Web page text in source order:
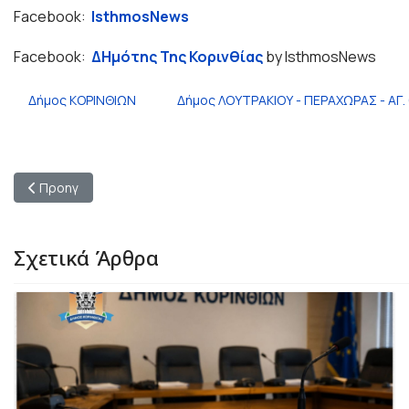
Facebook: IsthmosNews
Facebook: ΔΗμότης Της Κορινθίαςby IsthmosNews
Δήμος ΚΟΡΙΝΘΙΩΝ Δήμος ΛΟΥΤΡΑΚΙΟΥ - ΠΕΡΑΧΩΡΑΣ -
Προηγούμενο άρθρο: Νέος εξοπλισμός για την Πυροσβεστική
Προηγ
Σχετικά Άρθρα